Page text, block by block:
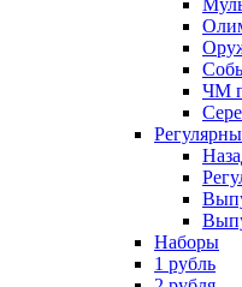
ЧМ
Наборы
1 рубль